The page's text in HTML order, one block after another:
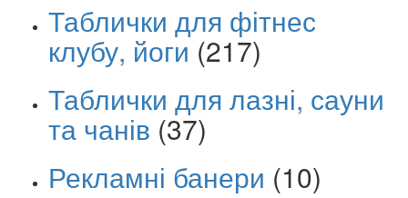
Таблички для фітнес
клубу, йоги (217)
Таблички для лазні, сауни
та чанів (37)
Рекламні банери (10)